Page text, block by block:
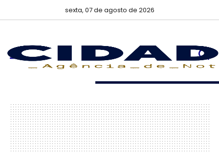
sexta, 07 de agosto de 2026